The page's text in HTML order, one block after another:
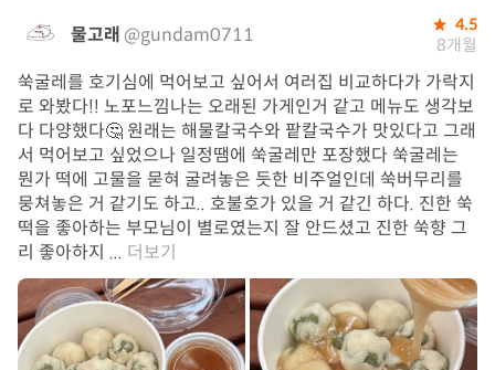
물고래 @gundam0711 4.5
8개월
쑥굴레를 호기심에 먹어보고 싶어서 여러집 비교하다가 가락지
로 와봤다!! 노포느낌나는 오래된 가게인거 같고 메뉴도 생각보
다 다양했다🤔 원래는 해물칼국수와 팥칼국수가 맛있다고 그래
서 먹어보고 싶었으나 일정땜에 쑥굴레만 포장했다 쑥굴레는
뭔가 떡에 고물을 묻혀 굴려놓은 듯한 비주얼인데 쑥버무리를
뭉쳐놓은 거 같기도 하고.. 호불호가 있을 거 같긴 하다. 진한 쑥
떡을 좋아하는 부모님이 별로였는지 잘 안드셨고 진한 쑥향 그
리 좋아하지 ... 더보기